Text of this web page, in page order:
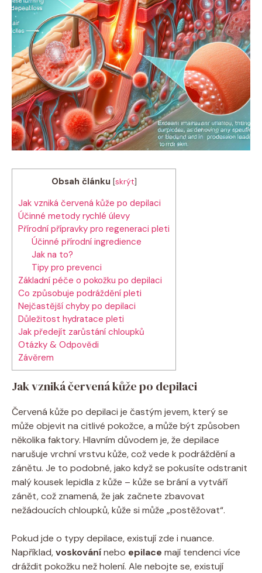
Obsah článku [skrýt]
Jak vzniká červená kůže po depilaci
Účinné metody rychlé úlevy
Přírodní přípravky pro regeneraci pleti
Účinné přírodní ingredience
Jak na to?
Tipy pro prevenci
Základní péče o pokožku po depilaci
Co způsobuje podráždění pleti
Nejčastější chyby po depilaci
Důležitost hydratace pleti
Jak předejít zarůstání chloupků
Otázky & Odpovědi
Závěrem
Jak vzniká červená kůže po depilaci
Červená kůže po depilaci je častým jevem, který se
může objevit na citlivé pokožce, a může být způsoben
několika faktory. Hlavním důvodem je, že depilace
narušuje vrchní vrstvu kůže, což vede k podráždění a
zánětu. Je to podobné, jako když se pokusíte odstranit
malý kousek lepidla z kůže – kůže se brání a vytváří
zánět, což znamená, že jak začnete zbavovat
nežádoucích chloupků, kůže si může „postěžovat“.
Pokud jde o typy depilace, existují zde i nuance.
Například,voskovánínebo epilace mají tendenci více
dráždit pokožku než holení. Ale nebojte se, existují